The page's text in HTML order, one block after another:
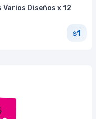
Diseños x 12
$1